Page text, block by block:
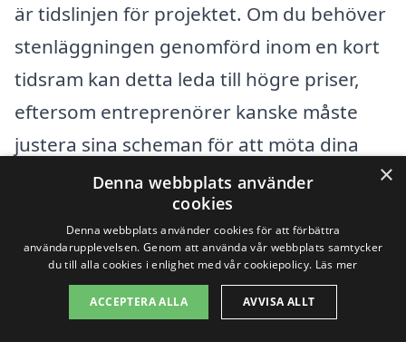
är tidslinjen för projektet. Om du behöver
stenläggningen genomförd inom en kort
tidsram kan detta leda till högre priser,
eftersom entreprenörer kanske måste
justera sina scheman för att möta dina
önskemål. Det är därför viktigt att planera
i god tid för att få ett mer
konkurrenskraftigt pris.
Sammanfattningsvis kan man säga att
×
Denna webbplats använder
cookies
Denna webbplats använder cookies för att förbättra
användarupplevelsen. Genom att använda vår webbplats samtycker
du till alla cookies i enlighet med vår cookiepolicy. Läs mer
ACCEPTERA ALLA AVVISA ALLT